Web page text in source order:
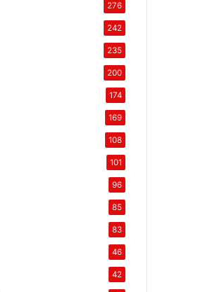
276
242
235
200
174
169
108
101
96
85
83
46
42